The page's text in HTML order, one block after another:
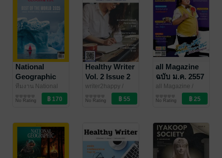
National
Geographic
No. 282
ทีมงาน National
Geographic /
Amarin Magazine
นิตยสารความรู้
No Rating
Healthy Writer
Vol. 2 Issue 2
writer2happy /
นิตยสารความรู้
No Rating
all Magazine
ฉบับ ม.ค. 2557
8/9
all Magazine /
BookSmileShop
นิตยสารความรู้
No Rating